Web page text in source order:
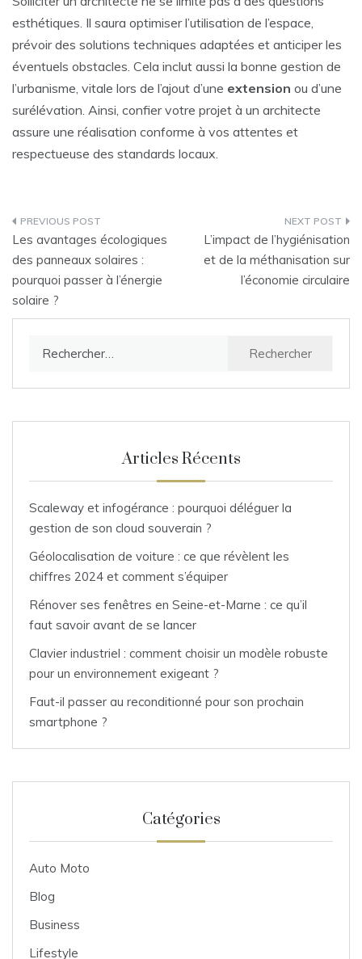
esthétiques. Il saura optimiser l’utilisation de l’espace,
prévoir des solutions techniques adaptées et anticiper les
éventuels obstacles. Cela inclut aussi la bonne gestion de
l’urbanisme, vitale lors de l’ajout d’une extension ou d’une
surélévation. Ainsi, confier votre projet à un architecte
assure une réalisation conforme à vos attentes et
respectueuse des standards locaux.
Navigation
de
l’article
Les avantages écologiques
des panneaux solaires :
pourquoi passer à l’énergie
solaire ?
L’impact de l’hygiénisation
et de la méthanisation sur
l’économie circulaire
Articles Récents
Scaleway et infogérance : pourquoi déléguer la
gestion de son cloud souverain ?
Géolocalisation de voiture : ce que révèlent les
chiffres 2024 et comment s’équiper
Rénover ses fenêtres en Seine-et-Marne : ce qu’il
faut savoir avant de se lancer
Clavier industriel : comment choisir un modèle robuste
pour un environnement exigeant ?
Faut-il passer au reconditionné pour son prochain
smartphone ?
Catégories
Auto Moto
Blog
Business
Lifestyle